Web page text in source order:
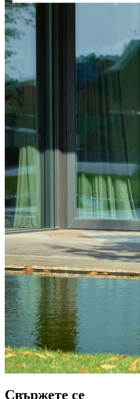
Свържете се